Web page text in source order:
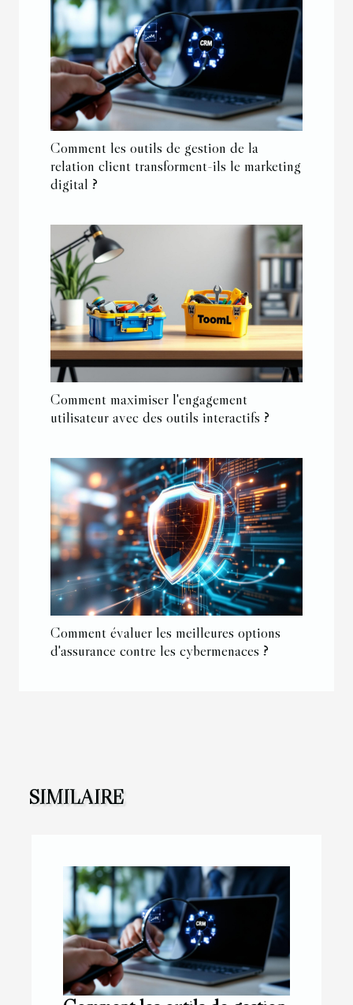
Comment les outils de gestion de la
relation client transforment-ils le marketing
digital ?
Comment maximiser l'engagement
utilisateur avec des outils interactifs ?
Comment évaluer les meilleures options
d'assurance contre les cybermenaces ?
SIMILAIRE